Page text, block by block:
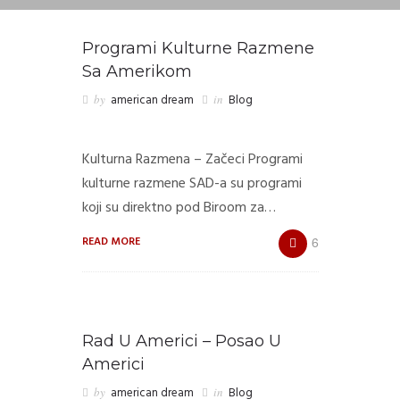
Programi Kulturne Razmene
Sa Amerikom
by american dream in Blog
Kulturna Razmena – Začeci Programi
kulturne razmene SAD-a su programi
koji su direktno pod Biroom za…
READ MORE 6
Rad U Americi – Posao U
Americi
by american dream in Blog